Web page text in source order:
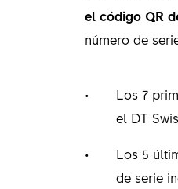
el código QR
número de
Los 7
el DT
Los 5
de serie